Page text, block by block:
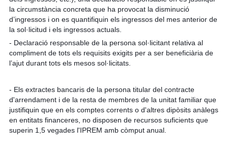
la circumstància concreta que ha provocat la disminució
d’ingressos i on es quantifiquin els ingressos del mes anterior de
la sol·licitud i els ingressos actuals.
- Declaració responsable de la persona sol·licitant relativa al
compliment de tots els requisits exigits per a ser beneficiària de
l’ajut durant tots els mesos sol·licitats.
- Els extractes bancaris de la persona titular del contracte
d'arrendament i de la resta de membres de la unitat familiar que
justifiquin que en els comptes corrents o d'altres dipòsits anàlegs
en entitats financeres, no disposen de recursos suficients que
superin 1,5 vegades l'IPREM amb còmput anual.